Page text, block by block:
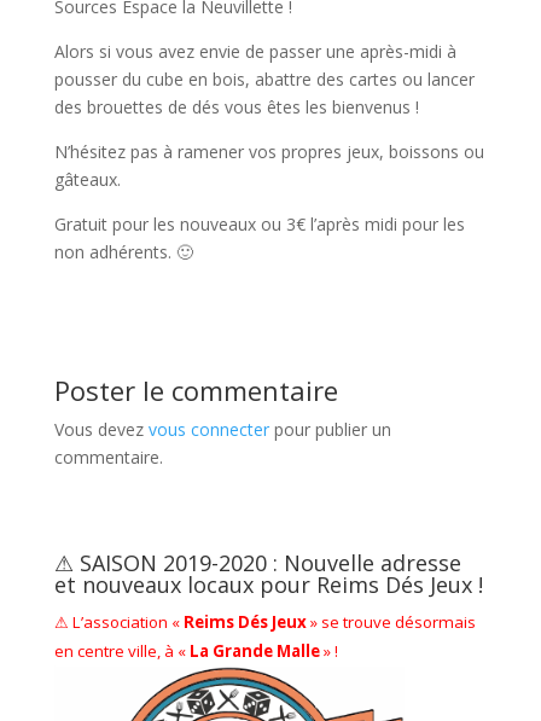
Sources Espace la Neuvillette !
Alors si vous avez envie de passer une après-midi à
pousser du cube en bois, abattre des cartes ou lancer
des brouettes de dés vous êtes les bienvenus !
N’hésitez pas à ramener vos propres jeux, boissons ou
gâteaux.
Gratuit pour les nouveaux ou 3€ l’après midi pour les
non adhérents. 🙂
Poster le commentaire
Vous devez vous connecterpour publier un
commentaire.
⚠ SAISON 2019-2020 : Nouvelle adresse
et nouveaux locaux pour Reims Dés Jeux !
⚠ L’association « Reims Dés Jeux» se trouve désormais
en centre ville, à « La Grande Malle» !